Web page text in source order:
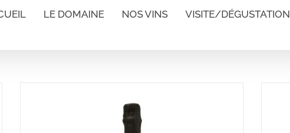
LE DOMAINE NOS VINS VISITE/DÉGUSTATION